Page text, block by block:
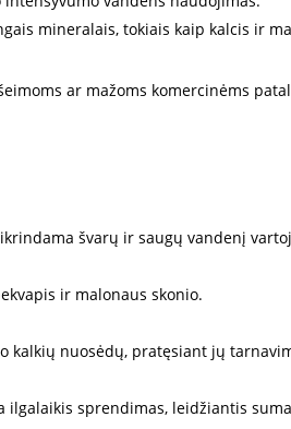
mineralais, tokiais kaip kalcis ir
ar mažoms komercinėms
švarų ir saugų vandenį
ir malonaus skonio.
kalkių nuosėdų, pratęsiant jų
ilgalaikis sprendimas, leidžiantis